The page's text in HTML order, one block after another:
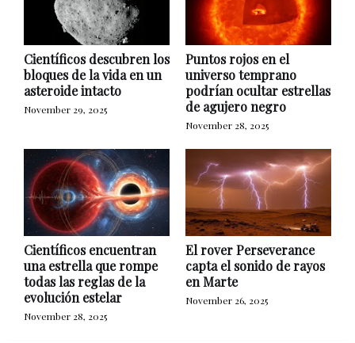
Científicos descubren los
bloques de la vida en un
asteroide intacto
November 29, 2025
Puntos rojos en el
universo temprano
podrían ocultar estrellas
de agujero negro
November 28, 2025
Científicos encuentran
una estrella que rompe
todas las reglas de la
evolución estelar
November 28, 2025
El rover Perseverance
capta el sonido de rayos
en Marte
November 26, 2025